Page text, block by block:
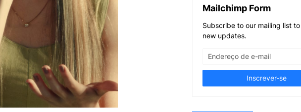
Mailchimp Form
Subscribe to our mailing list
new updates.